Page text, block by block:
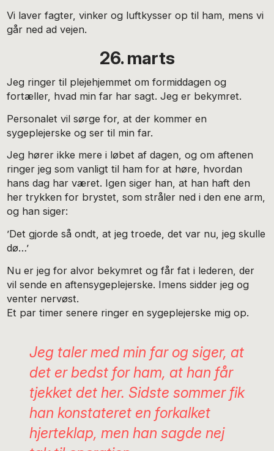
Vi laver fagter, vinker og luftkysser op til ham, mens vi
går ned ad vejen.
26. marts
Jeg ringer til plejehjemmet om formiddagen og
fortæller, hvad min far har sagt. Jeg er bekymret.
Personalet vil sørge for, at der kommer en
sygeplejerske og ser til min far.
Jeg hører ikke mere i løbet af dagen, og om aftenen
ringer jeg som vanligt til ham for at høre, hvordan
hans dag har været. Igen siger han, at han haft den
her trykken for brystet, som stråler ned i den ene arm,
og han siger:
’Det gjorde så ondt, at jeg troede, det var nu, jeg skulle
dø…’
Nu er jeg for alvor bekymret og får fat i lederen, der
vil sende en aftensygeplejerske. Imens sidder jeg og
venter nervøst.
Et par timer senere ringer en sygeplejerske mig op.
Jeg taler med min far og siger, at
det er bedst for ham, at han får
tjekket det her. Sidste sommer fik
han konstateret en forkalket
hjerteklap, men han sagde nej